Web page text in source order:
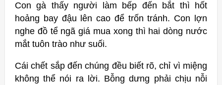
Con gà thấy người làm bếp đến bắt thì hốt
hoảng bay đậu lên cao để trốn tránh. Con lợn
nghe đồ tể ngã giá mua xong thì hai dòng nước
mắt tuôn trào như suối.
Cái chết sắp đến chúng đều biết rõ, chỉ vì miệng
không thể nói ra lời. Bỗng dưng phải chịu nỗi